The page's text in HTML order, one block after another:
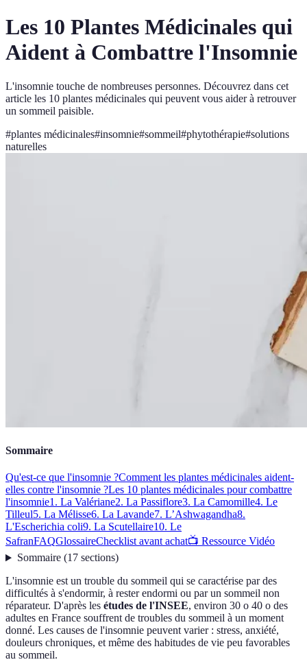
Les 10 Plantes Médicinales qui
Aident à Combattre l'Insomnie
L'insomnie touche de nombreuses personnes. Découvrez dans cet
article les 10 plantes médicinales qui peuvent vous aider à retrouver
un sommeil paisible.
#plantes médicinales#insomnie#sommeil#phytothérapie#solutions
naturelles
Sommaire
Qu'est-ce que l'insomnie ?Comment les plantes médicinales aident-
elles contre l'insomnie ?Les 10 plantes médicinales pour combattre
l'insomnie1. La Valériane2. La Passiflore3. La Camomille4. Le
Tilleul5. La Mélisse6. La Lavande7. L’Ashwagandha8.
L'Escherichia coli9. La Scutellaire10. Le
SafranFAQGlossaireChecklist avant achat📺 Ressource Vidéo
Sommaire(17 sections)
L'insomnie est un trouble du sommeil qui se caractérise par des
difficultés à s'endormir, à rester endormi ou par un sommeil non
réparateur. D'après les études de l'INSEE, environ 30 o 40 o des
adultes en France souffrent de troubles du sommeil à un moment
donné. Les causes de l'insomnie peuvent varier : stress, anxiété,
douleurs chroniques, et même des habitudes de vie peu favorables
au sommeil.